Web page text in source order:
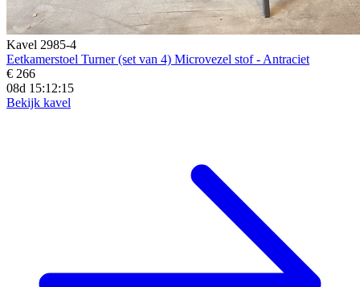
Kavel 2985-4
Eetkamerstoel Turner (set van 4) Microvezel stof - Antraciet
€ 266
08d 15:12:13
Bekijk kavel